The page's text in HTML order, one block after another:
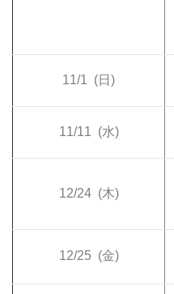
11/1 (日)
11/11 (水)
12/24 (木)
12/25 (金)